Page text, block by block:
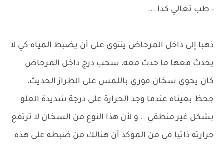
- طب تعالي كدا ...
ذهبا إلى داخل المرحاض ينتوي على أن يضبط المياه كي لا
يحدث معها ما حدث معه، سحب درج داخل المرحاض
كان يحوي سخان فوري باللمس على الطراز الحديث،
جحظ بعيناه عندما وجد الحرارة على درجة شديدة العلو
بشكل غير منطقي .. و لأن هذا النوع من السخان لا ترتفع
حرارته ذاتيا في من المؤكد أن هنالك من ضبطه على هذه